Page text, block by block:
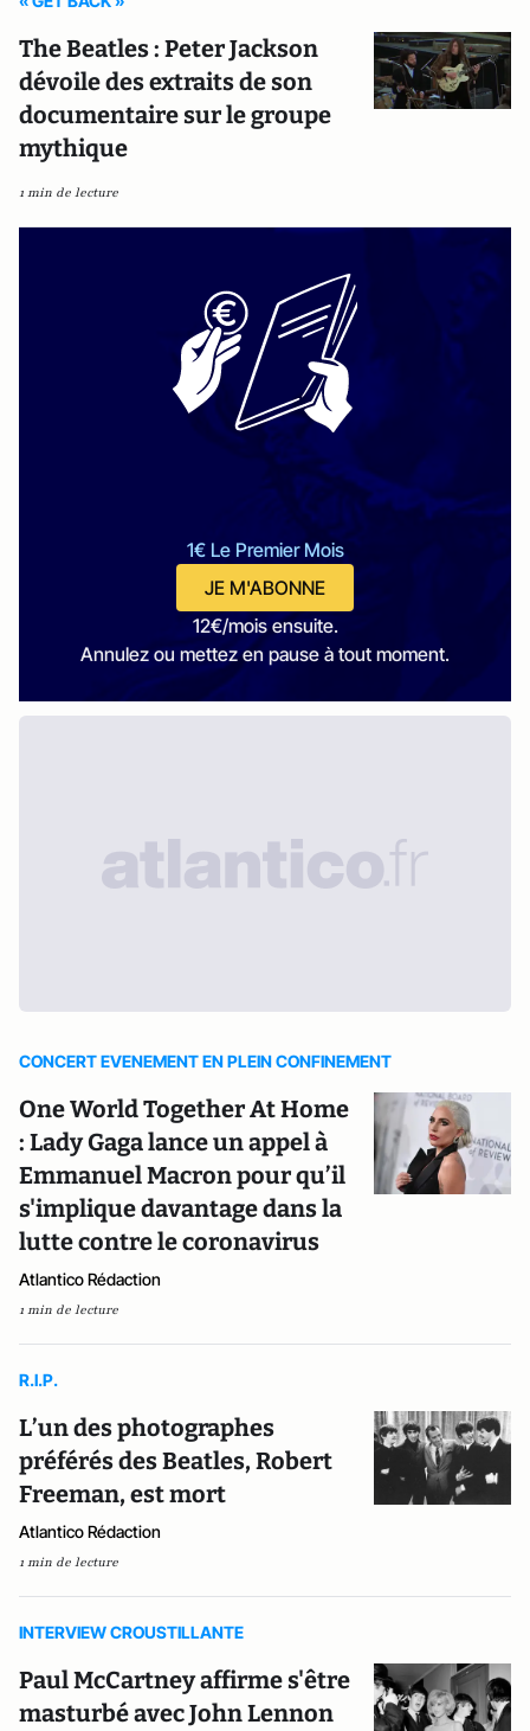
The Beatles : Peter Jackson
dévoile des extraits de son
documentaire sur le groupe
mythique
1 min de lecture
1€ Le Premier Mois
JE M'ABONNE
12€/mois ensuite.
Annulez ou mettez en pause à tout moment.
CONCERT EVENEMENT EN PLEIN CONFINEMENT
One World Together At Home
: Lady Gaga lance un appel à
Emmanuel Macron pour qu’il
s'implique davantage dans la
lutte contre le coronavirus
Atlantico Rédaction
1 min de lecture
R.I.P.
L’un des photographes
préférés des Beatles, Robert
Freeman, est mort
Atlantico Rédaction
1 min de lecture
INTERVIEW CROUSTILLANTE
Paul McCartney affirme s'être
masturbé avec John Lennon